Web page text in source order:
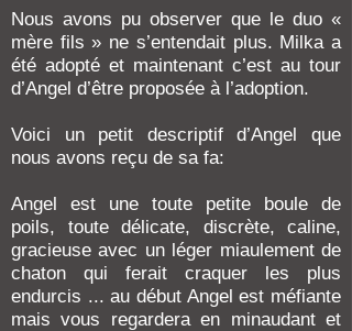
Nous avons pu observer que le duo «
mère fils » ne s’entendait plus. Milka a
été adopté et maintenant c’est au tour
d’Angel d’être proposée à l’adoption.
Voici un petit descriptif d’Angel que
nous avons reçu de sa fa:
Angel est une toute petite boule de
poils, toute délicate, discrète, caline,
gracieuse avec un léger miaulement de
chaton qui ferait craquer les plus
endurcis ... au début Angel est méfiante
mais vous regardera en minaudant et